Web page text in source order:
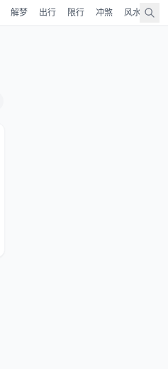
解梦 出行 限行 冲煞 风水 时